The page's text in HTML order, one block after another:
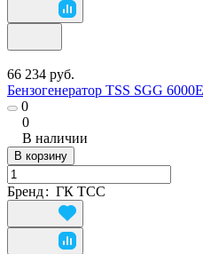
66 234 руб.
Бензогенератор TSS SGG
0
0
В наличии
В корзину
Бренд: ГК ТСС